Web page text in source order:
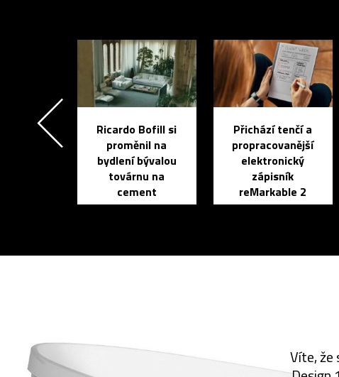
Ricardo Bofill si
proměnil na
bydlení bývalou
továrnu na
cement
Přichází tenčí a
propracovanější
elektronický
zápisník
reMarkable 2
Víte,